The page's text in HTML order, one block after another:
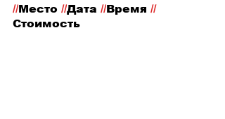
//Место //Дата //Время //
Стоимость